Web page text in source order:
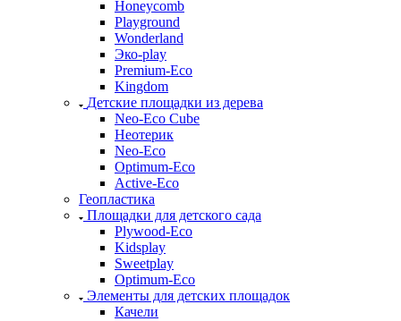
Honeycomb
Playground
Wonderland
Эко-play
Premium-Eco
Kingdom
Детские площадки из дерева
Neo-Eco Cube
Неотерик
Neo-Eco
Оptimum-Еco
Active-Eco
Геопластика
Площадки для детского сада
Plywood-Eco
Kidsplay
Sweetplay
Оptimum-Еco
Элементы для детских площадок
Качели